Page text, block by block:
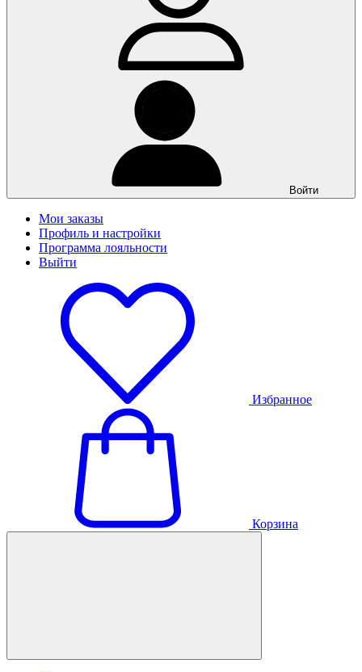
Войти
Мои заказы
Профиль и настройки
Программа лояльности
Выйти
Избранное
Корзина